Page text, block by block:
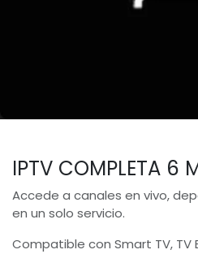
IPTV COMPLETA 6
Accede a canales en vivo,
en un solo servicio.
Compatible con Smart TV, TV